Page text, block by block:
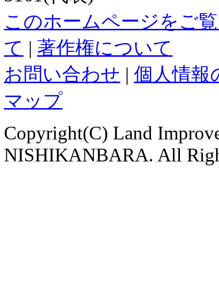
このホームページをご
て | 著作権について
お問い合わせ | 個人情報
マップ
Copyright(C) Land
NISHIKANBARA. All